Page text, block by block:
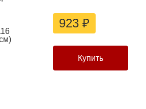
923 ₽